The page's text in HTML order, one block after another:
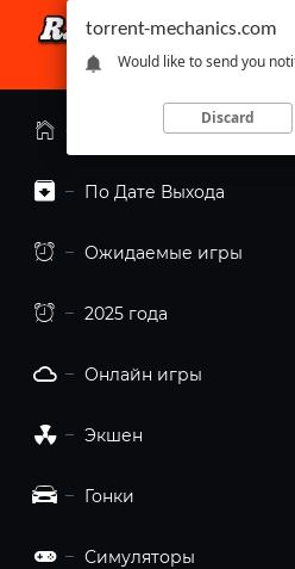
Главная страница
По Дате Выхода
Ожидаемые игры
2025 года
Онлайн игры
Экшен
Гонки
Симуляторы
torrent-mechanics.com
Would like to send you
Discard